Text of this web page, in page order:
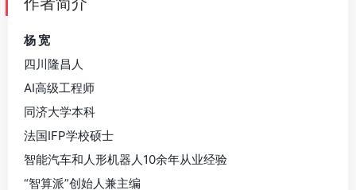
杨 宽
四川隆昌人
AI高级工程师
同济大学本科
法国IFP学校硕士
智能汽车和人形机器人10余年从业经验
“智算派”创始人兼主编